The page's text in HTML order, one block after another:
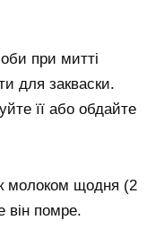
при митті
для закваски.
її або обдайте
молоком щодня (2
він помре.